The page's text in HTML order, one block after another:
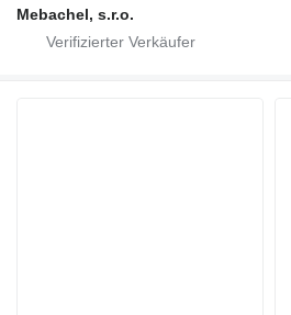
Mebachel, s.r.o.